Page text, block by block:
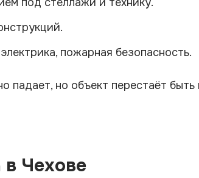
пожарная безопасность.
падает, но объект перестаёт
в Чехове